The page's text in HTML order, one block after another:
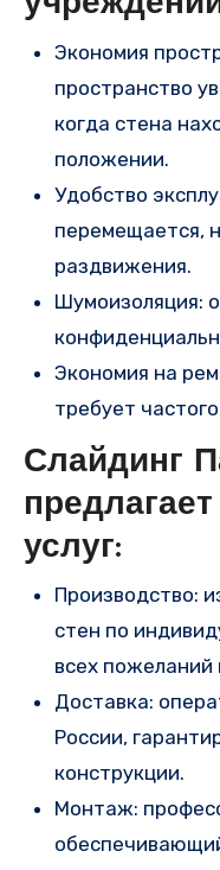
Экономия
пространство
когда стена
положении.
Удобство
перемещается,
раздвижения.
Шумоизоляция:
Экономия на
требует
Слайдинг
услуг:
Производство:
стен по
всех пожеланий
Доставка:
России,
конструкции.
Монтаж: